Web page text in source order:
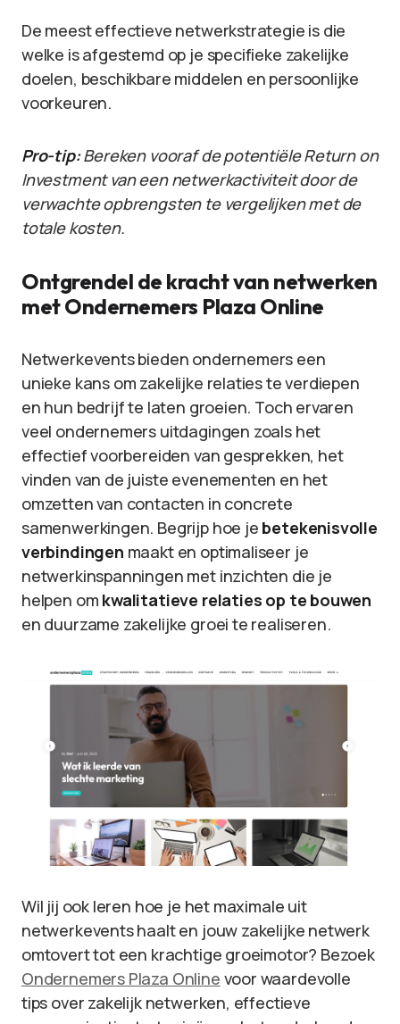
De meest effectieve netwerkstrategie is die
welke is afgestemd op je specifieke zakelijke
doelen, beschikbare middelen en persoonlijke
voorkeuren.
Pro-tip:Bereken vooraf de potentiële Return on
Investment van een netwerkactiviteit door de
verwachte opbrengsten te vergelijken met de
totale kosten.
Ontgrendel de kracht van netwerken
met Ondernemers Plaza Online
Netwerkevents bieden ondernemers een
unieke kans om zakelijke relaties te verdiepen
en hun bedrijf te laten groeien. Toch ervaren
veel ondernemers uitdagingen zoals het
effectief voorbereiden van gesprekken, het
vinden van de juiste evenementen en het
omzetten van contacten in concrete
samenwerkingen. Begrijp hoe je betekenisvolle
verbindingen maakt en optimaliseer je
netwerkinspanningen met inzichten die je
helpen om kwalitatieve relaties op te bouwen
en duurzame zakelijke groei te realiseren.
Wil jij ook leren hoe je het maximale uit
netwerkevents haalt en jouw zakelijke netwerk
omtovert tot een krachtige groeimotor? Bezoek
Ondernemers Plaza Online voor waardevolle
tips over zakelijk netwerken, effectieve